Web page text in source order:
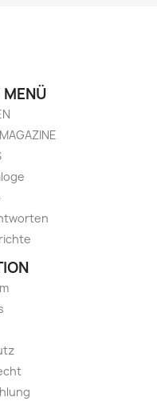
MENÜ